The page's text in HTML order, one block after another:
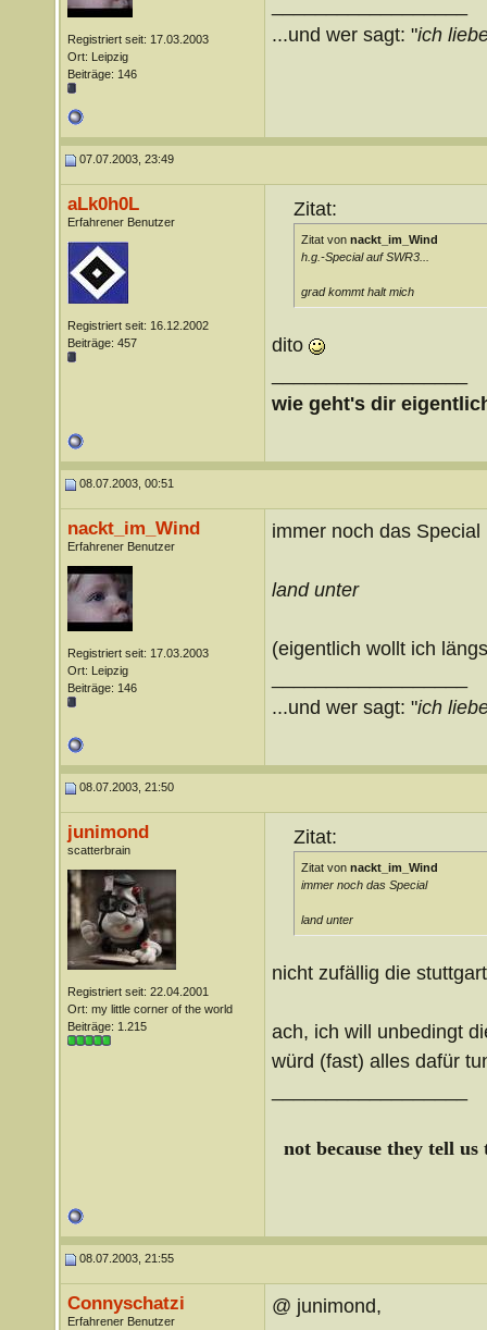
Registriert seit: 17.03.2003
Ort: Leipzig
Beiträge: 146
...und wer sagt: "ich
07.07.2003, 23:49
aLk0h0L
Erfahrener Benutzer
Registriert seit: 16.12.2002
Beiträge: 457
Zitat:
Zitat von nackt_im_Wind
h.g.-Special auf SWR3...
grad kommthalt mich
dito
wie geht's dir
08.07.2003, 00:51
nackt_im_Wind
Erfahrener Benutzer
Registriert seit: 17.03.2003
Ort: Leipzig
Beiträge: 146
immer noch das Special
land unter
(eigentlich wollt ich
...und wer sagt: "ich
08.07.2003, 21:50
junimond
scatterbrain
Registriert seit: 22.04.2001
Ort: my little corner of the world
Beiträge: 1.215
Zitat:
Zitat von nackt_im_Wind
immer noch das Special
land unter
nicht zufällig die
ach, ich will unbedingt
würd (fast) alles dafür
not because they tell
08.07.2003, 21:55
Connyschatzi
Erfahrener Benutzer
@ junimond,